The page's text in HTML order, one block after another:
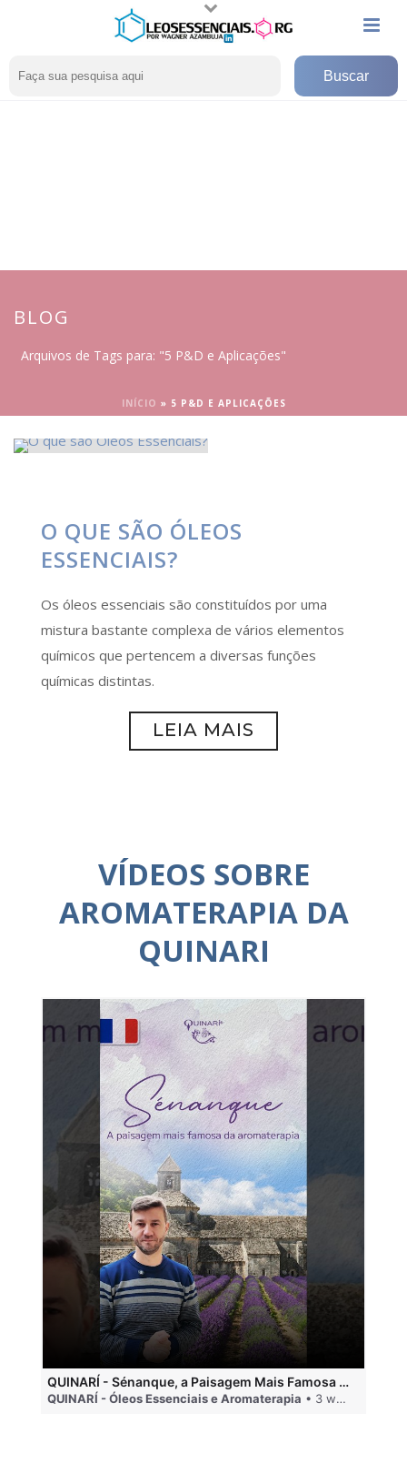
BLOG
Arquivos de Tags para: "5 P&D e Aplicações"
INÍCIO » 5 P&D E APLICAÇÕES
O QUE SÃO ÓLEOS
ESSENCIAIS?
Os óleos essenciais são constituídos por uma
mistura bastante complexa de vários elementos
químicos que pertencem a diversas funções
químicas distintas.
LEIA MAIS
VÍDEOS SOBRE
AROMATERAPIA DA
QUINARI
QUINARÍ - Sénanque, a Paisagem Mais Famosa da Aromaterapia
QUINARÍ - Óleos Essenciais e Aromaterapia • 3 weeks ago